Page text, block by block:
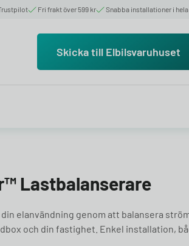
Fri frakt över 599 kr Snabba installationer i
Skicka till Elbilsvaruhuset
Lastbalanserare
elanvändning genom att balansera
och din fastighet. Enkel installation,